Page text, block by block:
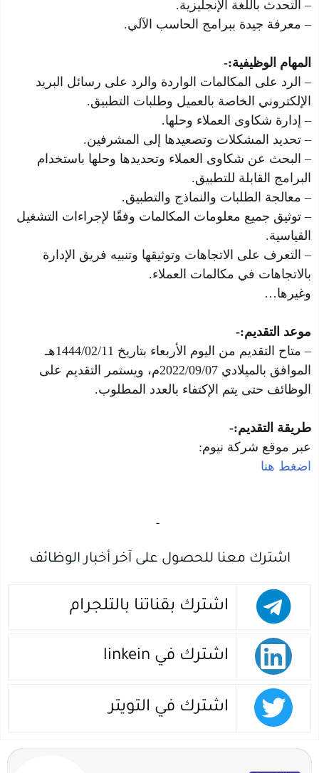
– التحدث باللغة الإنجليزية.
– معرفة جيدة ببرامج الحاسب الآلي.
المهام الوظيفية:-
– الرد على المكالمات الواردة والرد على رسائل البريد
الإلكتروني الخاصة بالعميل وطلبات التطبيق.
– إدارة شكاوى العملاء وحلها.
– تحديد المشكلات وتصعيدها إلى المشرفين.
– البحث عن شكاوى العملاء وتحديدها وحلها باستخدام
البرامج القابلة للتطبيق.
– معالجة الطلبات والنماذج والتطبيق.
– توثيق جميع معلومات المكالمات وفقًا لإجراءات التشغيل
القياسية.
– التعرف على الاتجاهات وتوثيقها وتنبيه فريق الإدارة
بالاتجاهات في مكالمات العملاء.
وغيرها…
موعد التقديم:-
– متاح التقديم من اليوم الأربعاء بتاريخ 1444/02/11هـ
الموافق بالميلادي 2022/09/07م، ويستمر التقديم على
الوظائف حتى يتم الإكتفاء بالعدد المطلوب.
طريقة التقديم:-
عبر موقع شركة نيوم:
اضغط هنا
-‏
اشترك معنا للحصول على آخر أخبار الوظائف
اشترك بقناتنا بالتلجرام
اشترك في linkein
اشترك في التويتر